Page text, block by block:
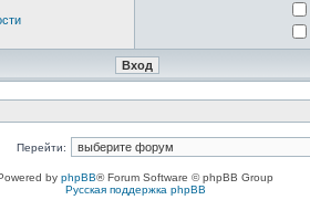
Перейти:
by phpBB® Forum Software © phpBB Group
Русская поддержка phpBB